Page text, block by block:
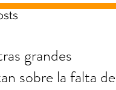
grandes
sobre la falta de